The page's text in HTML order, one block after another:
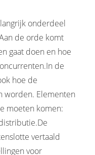
onderdeel
de orde komt
gaat doen en hoe
de
hoe de
worden. Elementen
moeten komen:
vertaald
voor